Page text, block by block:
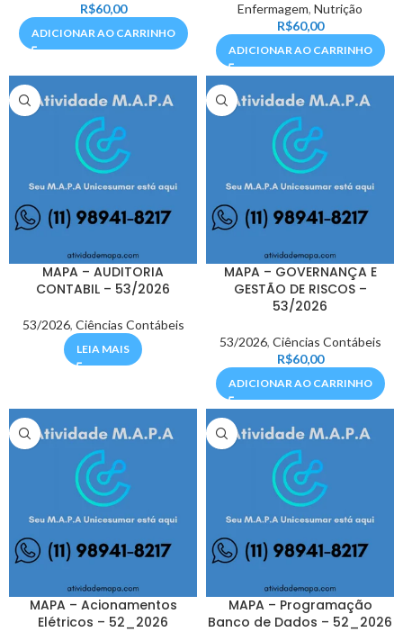
R$60,00
ADICIONAR AO CARRINHO
Enfermagem, Nutrição
R$60,00
ADICIONAR AO CARRINHO
MAPA – AUDITORIA
CONTABIL – 53/2026
53/2026, Ciências Contábeis
LEIA MAIS
MAPA – GOVERNANÇA E
GESTÃO DE RISCOS –
53/2026
53/2026, Ciências Contábeis
R$60,00
ADICIONAR AO CARRINHO
MAPA – Acionamentos
Elétricos – 52_2026
MAPA – Programação
Banco de Dados – 52_2026